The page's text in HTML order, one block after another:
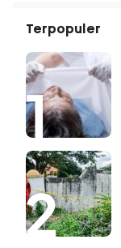
Terpopuler